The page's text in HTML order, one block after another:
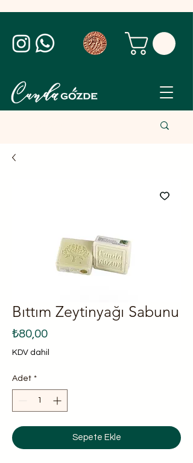
Bıttım Zeytinyağı Sabunu
₺80,00Fiyat
KDV dahil
Adet *
Sepete Ekle